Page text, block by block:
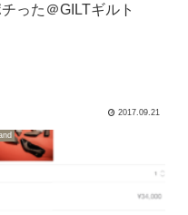
った＠GILTギルト
2017.09.21